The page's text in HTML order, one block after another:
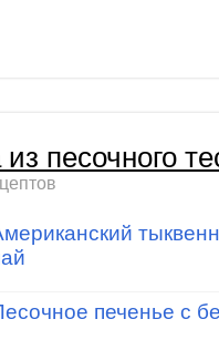
песочного
печенье с